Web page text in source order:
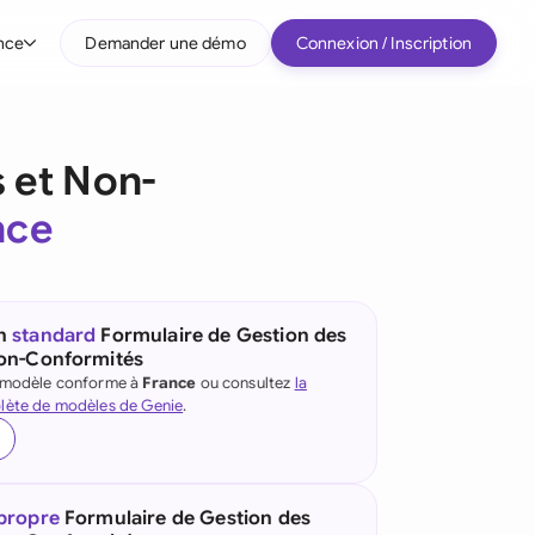
Entreprises intermédiaires
Grands comptes
Demander une démo Connexion / Inscription
et Non-
standard Formulaire de Gestion des
Conformités
conforme à France ou consultez la
de modèles de Genie.
Formulaire de Gestion des